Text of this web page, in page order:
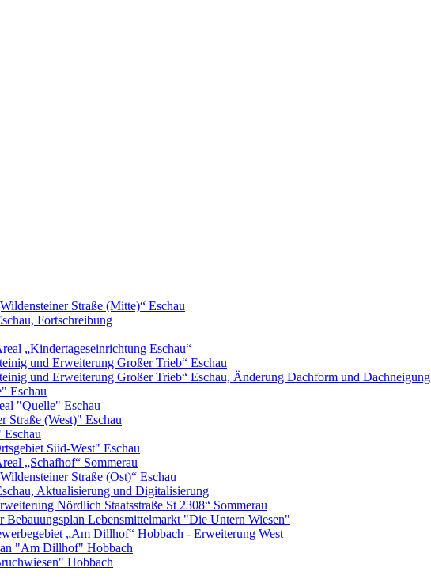
Straße (Mitte)“ Eschau
Fortschreibung
„Kindertageseinrichtung Eschau“
und Erweiterung Großer Trieb“ Eschau
und Erweiterung Großer Trieb“ Eschau, Änderung Dachform und Dachneigung
Eschau
"Quelle" Eschau
Straße (West)" Eschau
Eschau
Süd-West" Eschau
„Schafhof“ Sommerau
Straße (Ost)“ Eschau
Aktualisierung und Digitalisierung
Nördlich Staatsstraße St 2308“ Sommerau
Bebauungsplan Lebensmittelmarkt "Die Untern Wiesen"
„Am Dillhof“ Hobbach - Erweiterung West
"Am Dillhof" Hobbach
Hobbach